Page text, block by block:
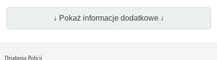
↓ Pokaż informacje dodatkowe ↓
Działania Policji